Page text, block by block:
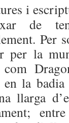
i
de
Per
per la
com
en la
llarga